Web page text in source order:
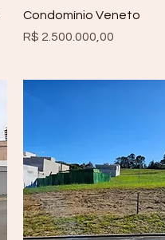
Condomínio Veneto
Preço
R$ 2.500.000,00